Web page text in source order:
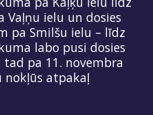
Vaļņu ielu un dosies
pa Smilšu ielu – līdz
labo pusi dosies
pa 11. novembra
atpakaļ